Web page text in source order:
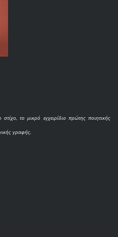
το μικρό εγχειρίδιο πρώτης ποιητικής
γραφής.